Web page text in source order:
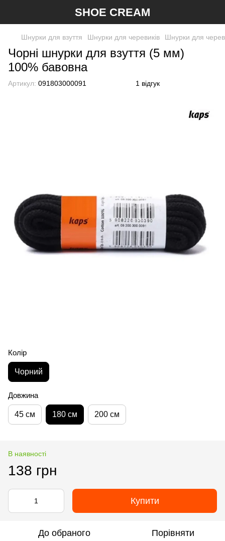
SHOE CREAM
Шнурки для взуття Шнурки для черевиків Шнурки для
Чорні шнурки для взуття (5 мм)
100% бавовна
Артикул: 091803000091 1 відгук
Колір
Чорний
Довжина
45 см 180 см 200 см
В наявності
138 грн
Купити
До обраного Порівняти